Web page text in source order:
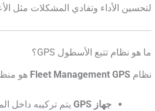
لتحسين الأداء وتفادي المشكلات مثل
ما هو نظام تتبع الأسطول GPS؟
نظام Fleet Management GPS هو
جهاز GPS
يتم تركيبه داخل